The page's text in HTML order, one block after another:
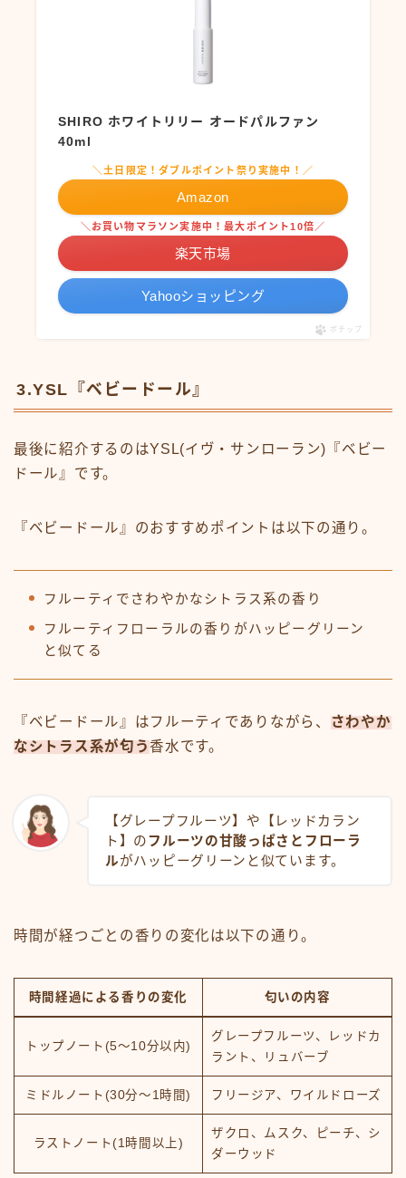
SHIRO ホワイトリリー オードパルファン
40ml
＼土日限定！ダブルポイント祭り実施中！／
Amazon
＼お買い物マラソン実施中！最大ポイント10倍／
楽天市場
Yahooショッピング
ポチップ
3.YSL『ベビードール』
最後に紹介するのはYSL(イヴ・サンローラン)『ベビー
ドール』です。
『ベビードール』のおすすめポイントは以下の通り。
フルーティでさわやかなシトラス系の香り
フルーティフローラルの香りがハッピーグリーン
と似てる
『ベビードール』はフルーティでありながら、
さわやか
なシトラス系が匂う香水です。
【グレープフルーツ】や【レッドカラン
ト】の フルーツの甘酸っぱさとフローラ
ルがハッピーグリーンと似ています。
時間が経つごとの香りの変化は以下の通り。
時間経過による香りの変化 匂いの内容
トップノート(5～10分以内)
グレープフルーツ、レッドカ
ラント、リュバーブ
ミドルノート(30分～1時間) フリージア、ワイルドローズ
ラストノート(1時間以上)
ザクロ、ムスク、ピーチ、シ
ダーウッド